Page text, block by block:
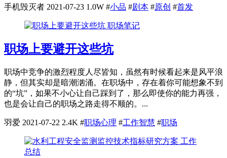
手机毁灭者 2021-07-23 1.0W #小品 #剧本 #原创 #首发
职场笔记
职场上要避开这些坑
职场中竞争的激烈程度人尽皆知，虽然有时候看起来是风平浪
静，但其实却是暗潮汹涌。在职场中，存在着你可能想象不到
的“坑”，如果不小心让自己踩到了，那么即使你的能力再强，
也是会让自己的职场之路走得不顺的。...
羽爱 2021-07-22 2.4K #职场心理 #工作智慧 #职场
工作
总结